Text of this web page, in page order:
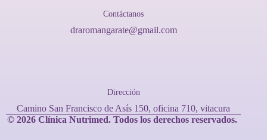
Contáctanos
draromangarate@gmail.com
Dirección
Camino San Francisco de Asís 150, oficina 710, vitacura
© 2026 Clínica Nutrimed.Todos los derechos reservados.